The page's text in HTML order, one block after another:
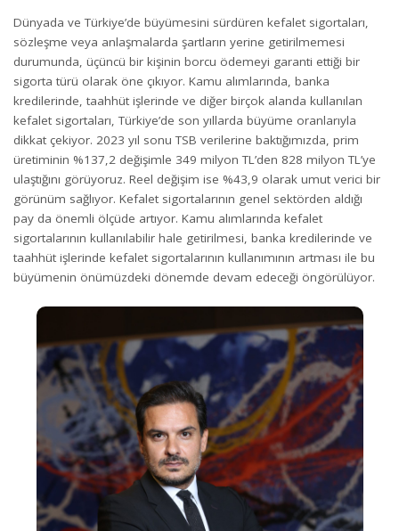
Dünyada ve Türkiye’de büyümesini sürdüren kefalet sigortaları,
sözleşme veya anlaşmalarda şartların yerine getirilmemesi
durumunda, üçüncü bir kişinin borcu ödemeyi garanti ettiği bir
sigorta türü olarak öne çıkıyor. Kamu alımlarında, banka
kredilerinde, taahhüt işlerinde ve diğer birçok alanda kullanılan
kefalet sigortaları, Türkiye’de son yıllarda büyüme oranlarıyla
dikkat çekiyor. 2023 yıl sonu TSB verilerine baktığımızda, prim
üretiminin %137,2 değişimle 349 milyon TL’den 828 milyon TL’ye
ulaştığını görüyoruz. Reel değişim ise %43,9 olarak umut verici bir
görünüm sağlıyor. Kefalet sigortalarının genel sektörden aldığı
pay da önemli ölçüde artıyor. Kamu alımlarında kefalet
sigortalarının kullanılabilir hale getirilmesi, banka kredilerinde ve
taahhüt işlerinde kefalet sigortalarının kullanımının artması ile bu
büyümenin önümüzdeki dönemde devam edeceği öngörülüyor.